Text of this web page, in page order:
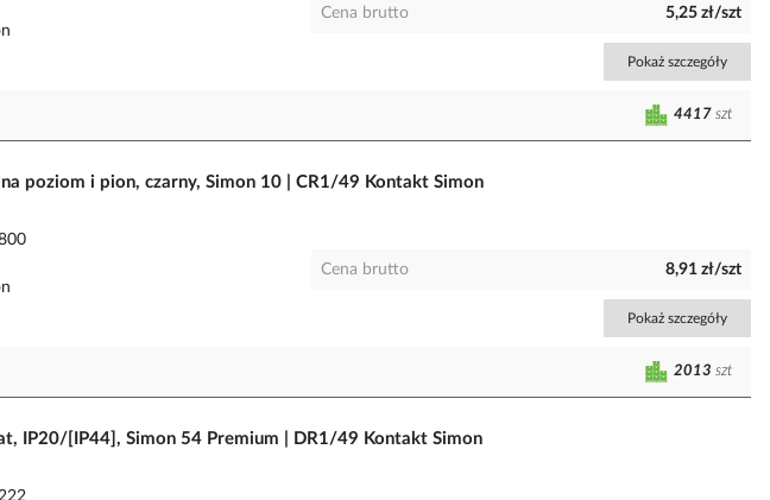
Cena brutto 5,25 zł/szt
Pokaż szczegóły
4417 szt
poziom i pion, czarny, Simon 10 | CR1/49 Kontakt Simon
Cena brutto 8,91 zł/szt
Pokaż szczegóły
2013 szt
IP20/[IP44], Simon 54 Premium | DR1/49 Kontakt Simon